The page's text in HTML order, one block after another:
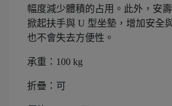
幅度減少體積的占用。此外，安
掀起扶手與 U 型坐墊，增加安全
也不會失去方便性。
承重：100 kg
折疊：可